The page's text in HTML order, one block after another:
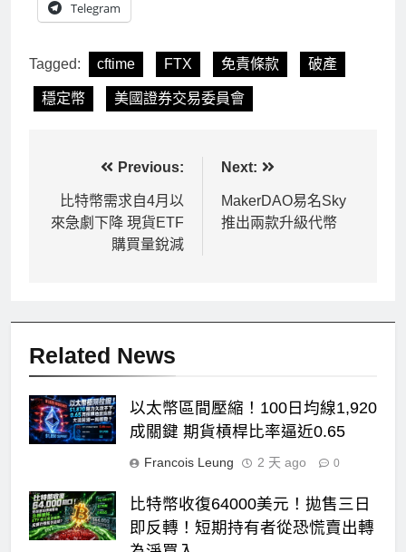
Telegram
Tagged: cftime FTX 免責條款 破產
穩定幣 美國證券交易委員會
章
導
Previous:
比特幣需求自4月以
來急劇下降 現貨ETF
購買量銳減
Next:
MakerDAO易名Sky
推出兩款升級代幣
Related News
以太幣區間壓縮！100日均線1,920
成關鍵 期貨槓桿比率逼近0.65
Francois Leung 2 天 ago 0
比特幣收復64000美元！拋售三日
即反轉！短期持有者從恐慌賣出轉